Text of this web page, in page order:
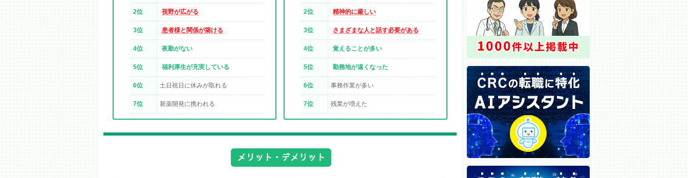
2位 視野が広がる
3位 患者様と関係が築ける
4位 夜勤がない
5位 福利厚生が充実している
6位 土日祝日に休みが取れる
7位 新薬開発に携われる
2位 精神的に厳しい
3位 さまざまな人と話す必要がある
4位 覚えることが多い
5位 勤務地が遠くなった
6位 事務作業が多い
7位 残業が増えた